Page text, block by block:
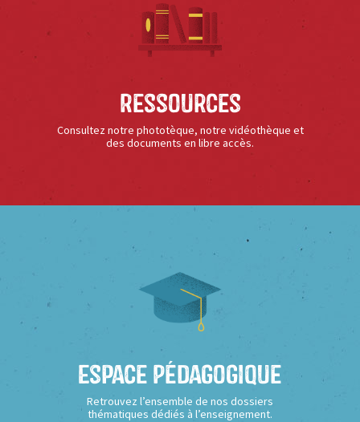
Ressources
Consultez notre phototèque, notre vidéothèque et
des documents en libre accès.
Espace Pédagogique
Retrouvez l’ensemble de nos dossiers
thématiques dédiés à l’enseignement.